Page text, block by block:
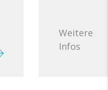
Weitere
Infos